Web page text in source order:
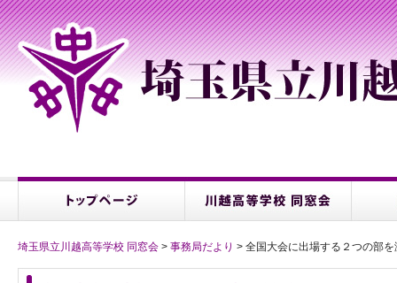
埼玉県立川越高等学校 同窓会 > 事務局だより > 全国大会に出場する２つの部を